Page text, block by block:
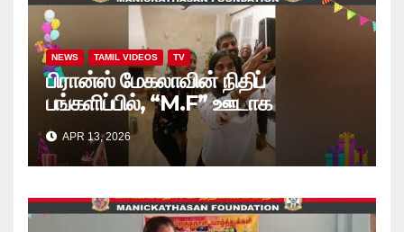
NEWS TAMIL VIDEOS TV
பிரான்ஸ் மேகலாவின் நிதிப்
பங்களிப்பில், “M.F” ஊடாக
“கற்றலுக்கான அப்பியாசக்
கொப்பிகள்” வழங்கல் வீடியோ
APR 13, 2026